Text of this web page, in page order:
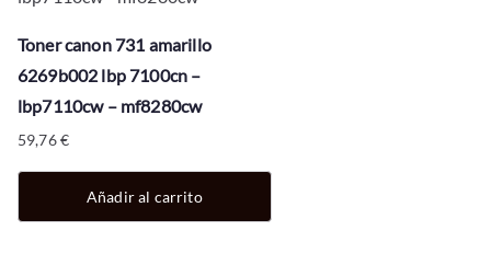
Toner canon 731 amarillo
6269b002 lbp 7100cn –
lbp7110cw – mf8280cw
59,76€
Añadir al carrito